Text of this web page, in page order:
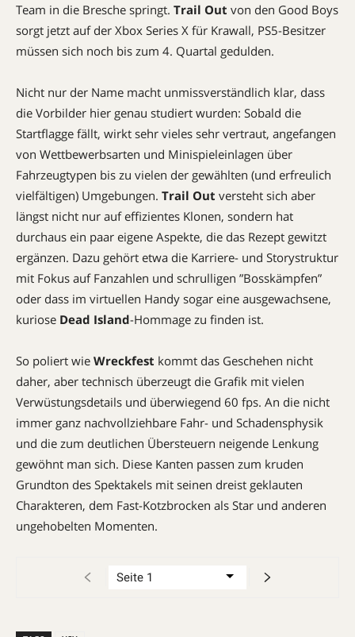
Team in die Bresche springt. Trail Out von den Good Boys
sorgt jetzt auf der Xbox Series X für Krawall, PS5-Besitzer
müssen sich noch bis zum 4. Quartal gedulden.
Nicht nur der Name macht unmissverständlich klar, dass
die Vorbilder hier genau studiert wurden: Sobald die
Startflagge fällt, wirkt sehr vieles sehr vertraut, angefangen
von Wettbewerbsarten und Minispieleinlagen über
Fahrzeugtypen bis zu vielen der gewählten (und erfreulich
vielfältigen) Umgebungen. Trail Out versteht sich aber
längst nicht nur auf effizientes Klonen, sondern hat
durchaus ein paar eigene Aspekte, die das Rezept gewitzt
ergänzen. Dazu gehört etwa die Karriere- und Storystruktur
mit Fokus auf Fanzahlen und schrulligen ”Bosskämpfen”
oder dass im virtuellen Handy sogar eine ausgewachsene,
kuriose Dead Island-Hommage zu finden ist.
So poliert wie Wreckfest kommt das Geschehen nicht
daher, aber technisch überzeugt die Grafik mit vielen
Verwüstungs­details und überwiegend 60 fps. An die nicht
immer ganz nachvollziehbare Fahr- und Schadensphysik
und die zum deutlichen Übersteuern neigende Lenkung
gewöhnt man sich. Diese Kanten passen zum kruden
Grundton des Spektakels mit seinen dreist geklauten
Charakteren, dem Fast-Kotzbrocken als Star und anderen
ungehobelten Momenten.